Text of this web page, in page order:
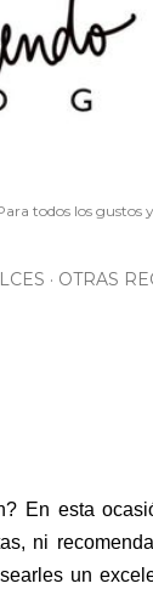
todos los
OTRAS
En esta
ni
un